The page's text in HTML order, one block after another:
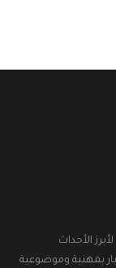
الأحداث
بمهنية وموضوعية